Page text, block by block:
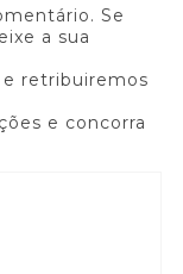
Se
a sua
retribuiremos
e concorra